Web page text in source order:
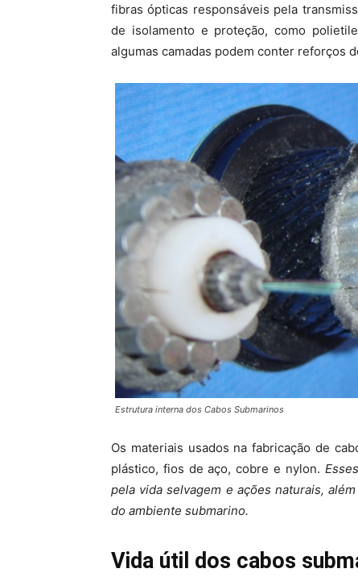
fibras ópticas responsáveis pela
de isolamento e proteção, como
algumas camadas podem conter reforços
Estrutura interna dos Cabos Submarinos
Os materiais usados na fabricação de
plástico, fios de aço, cobre e nylon.
pela vida selvagem e ações naturais,
do ambiente submarino.
Vida útil dos cabos